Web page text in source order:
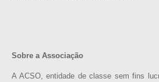
Sobre a Associação
A ACSO, entidade de classe sem fins